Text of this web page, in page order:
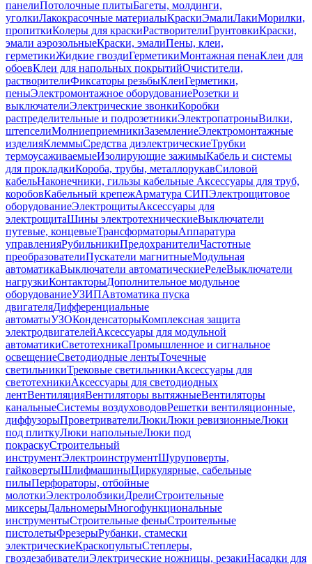
панелиПотолочные плитыБагеты, молдинги,
уголкиЛакокрасочные материалыКраскиЭмалиЛакиМорилки,
пропиткиКолеры для краскиРастворителиГрунтовкиКраски,
эмали аэрозольныеКраски, эмалиПены, клеи,
герметикиЖидкие гвоздиГерметикиМонтажная пенаКлеи для
обоевКлеи для напольных покрытийОчистители,
растворителиФиксаторы резьбыКлеиГерметики,
пеныЭлектромонтажное оборудованиеРозетки и
выключателиЭлектрические звонкиКоробки
распределительные и подрозетникиЭлектропатроныВилки,
штепселиМолниеприемникиЗаземлениеЭлектромонтажные
изделияКлеммыСредства диэлектрическиеТрубки
термоусаживаемыеИзолирующие зажимыКабель и системы
для прокладкиКороба, трубы, металлорукавСиловой
кабельНаконечники, гильзы кабельные Аксессуары для труб,
коробовКабельный крепежАрматура СИПЭлектрощитовое
оборудованиеЭлектрощитыАксессуары для
электрощитаШины электротехническиеВыключатели
путевые, концевыеТрансформаторыАппаратура
управленияРубильникиПредохранителиЧастотные
преобразователиПускатели магнитныеМодульная
автоматикаВыключатели автоматическиеРелеВыключатели
нагрузкиКонтакторыДополнительное модульное
оборудованиеУЗИПАвтоматика пуска
двигателяДифференциальные
автоматыУЗОКонденсаторыКомплексная защита
электродвигателейАксессуары для модульной
автоматикиСветотехникаПромышленное и сигнальное
освещениеСветодиодные лентыТочечные
светильникиТрековые светильникиАксессуары для
светотехникиАксессуары для светодиодных
лентВентиляцияВентиляторы вытяжныеВентиляторы
канальныеСистемы воздуховодовРешетки вентиляционные,
диффузорыПроветривателиЛюкиЛюки ревизионныеЛюки
под плиткуЛюки напольныеЛюки под
покраскуСтроительный
инструментЭлектроинструментШуруповерты,
гайковертыШлифмашиныЦиркулярные, сабельные
пилыПерфораторы, отбойные
молоткиЭлектролобзикиДрелиСтроительные
миксерыДальномерыМногофункциональные
инструментыСтроительные феныСтроительные
пистолетыФрезерыРубанки, стамески
электрическиеКраскопультыСтеплеры,
гвоздезабивателиЭлектрические ножницы, резакиНасадки для